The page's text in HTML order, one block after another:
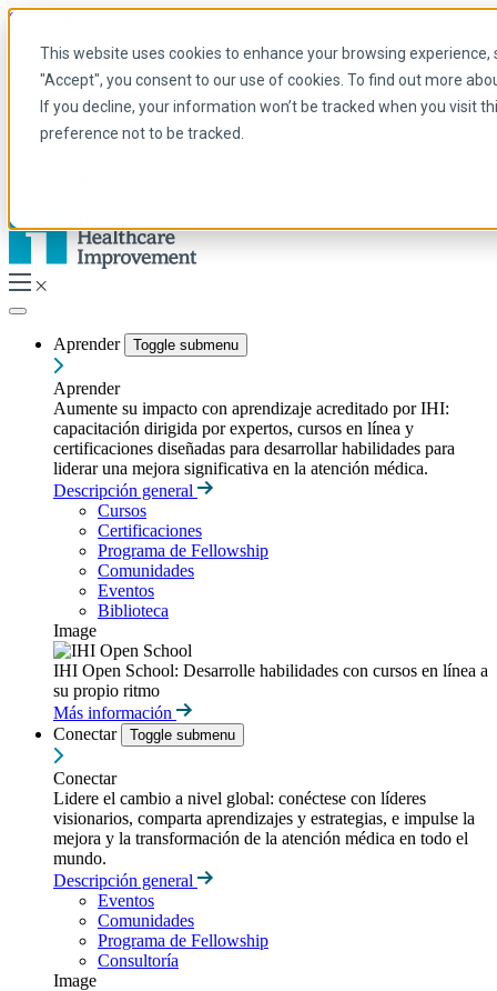
This website uses cookies to enhance your browsing
"Accept", you consent to our use of cookies. To find out more
If you decline, your information won’t be tracked when you visit
preference not to be tracked.
Skip to main content
Spanish
Arabic
Inglés
Francés
Aprender Toggle submenu
Aprender
Aumente su impacto con aprendizaje acreditado por IHI:
capacitación dirigida por expertos, cursos en línea y
certificaciones diseñadas para desarrollar habilidades para
liderar una mejora significativa en la atención médica.
Descripción general
Cursos
Certificaciones
Programa de Fellowship
Comunidades
Eventos
Biblioteca
Image
IHI Open School: Desarrolle habilidades con cursos en línea a
su propio ritmo
Más información
Conectar
Toggle submenu
Conectar
Lidere el cambio a nivel global: conéctese con líderes
visionarios, comparta aprendizajes y estrategias, e impulse la
mejora y la transformación de la atención médica en todo el
mundo.
Descripción general
Eventos
Comunidades
Programa de Fellowship
Consultoría
Image